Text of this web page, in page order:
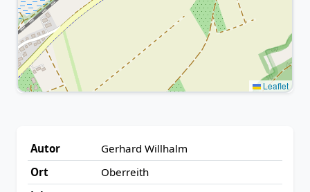
Leaflet
Autor
Gerhard Willhalm
Ort
Oberreith